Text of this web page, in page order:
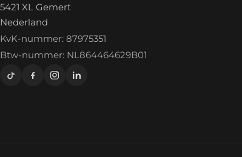
5421 XL Gemert
Nederland
KvK-nummer: 87975351
Btw-nummer: NL864464629B01